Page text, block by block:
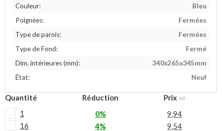
Couleur:
Bleu
Poignées:
Fermées
Type de parois:
Fermées
Type de Fond:
Fermé
Dim. intérieures (mm):
340x265x345mm
État:
Neuf
Quantité Réduction Prix HT
1 0%
9,94
16
4%
9,54